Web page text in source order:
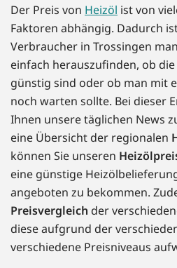
Der Preis von Heizöl ist von
Faktoren abhängig. Dadurch
Verbraucher in Trossingen
einfach herauszufinden, ob die
günstig sind oder ob man mit
noch warten sollte. Bei dieser
Ihnen unsere täglichen News
eine Übersicht der regionalen
können Sie unseren
eine günstige
angeboten zu bekommen.
Preisvergleich der
diese aufgrund der
verschiedene Preisniveaus